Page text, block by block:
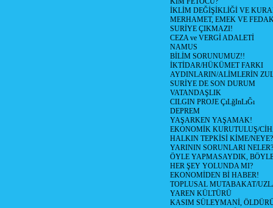
İKLİM DEĞİŞİKLİĞİ VE
MERHAMET, EMEK VE
SURİYE ÇIKMAZI!
CEZA ve VERGİ ADALETİ
NAMUS
BİLİM SORUNUMUZ!!
İKTİDAR/HÜKÜMET FARKI
AYDINLARIN/ALİMLERİN
SURİYE DE SON DURUM
VATANDAŞLIK
CILGIN PROJE ÇıLğInLıĞı
DEPREM
YAŞARKEN YAŞAMAK!
EKONOMİK KURUTULUŞ/
HALKIN TEPKİSİ KİME/NEYE?
YARININ SORUNLARI NELER?
ÖYLE YAPMASAYDIK,
HER ŞEY YOLUNDA MI?
EKONOMİDEN Bİ HABER!
TOPLUSAL MUTABAKAT/
YAREN KÜLTÜRÜ
KASIM SÜLEYMANİ,